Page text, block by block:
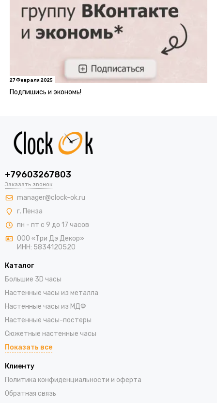
27 Февраля 2025
Подпишись и экономь!
+79603267803
Заказать звонок
manager@clock-ok.ru
г. Пенза
пн - пт с 9 до 17 часов
ООО «Три Дэ Декор»
ИНН: 5834120520
Каталог
Большие 3D часы
Настенные часы из металла
Настенные часы из МДФ
Настенные часы-постеры
Сюжетные настенные часы
Показать все
Клиенту
Политика конфиденциальности и оферта
Обратная связь